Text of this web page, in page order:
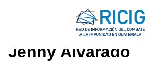
Jenny Alvarado